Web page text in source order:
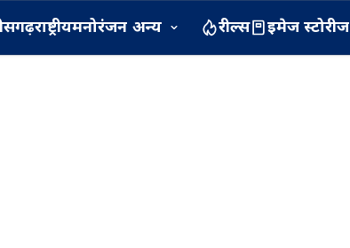
राष्ट्रीयमनोरंजन अन्य रील्स इमेज स्टोरीज